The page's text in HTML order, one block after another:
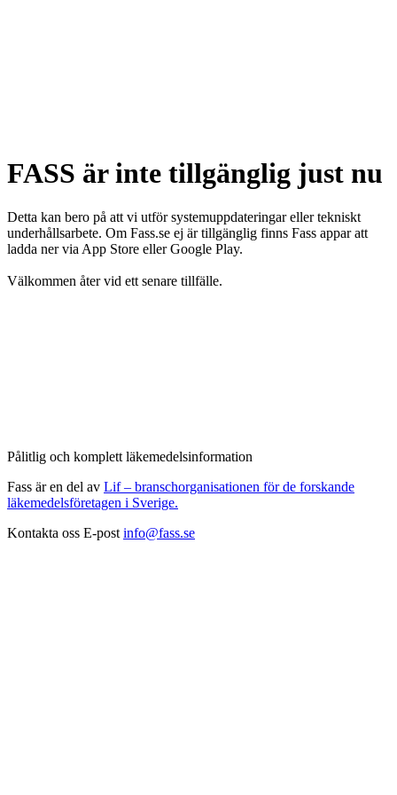
FASS är inte tillgänglig just nu
Detta kan bero på att vi utför systemuppdateringar eller tekniskt
underhållsarbete. Om Fass.se ej är tillgänglig finns Fass appar att
ladda ner via App Store eller Google Play.
Välkommen åter vid ett senare tillfälle.
Pålitlig och komplett läkemedelsinformation
Fass är en del av Lif – branschorganisationen för de forskande
läkemedelsföretagen i Sverige.
Kontakta oss E-post info@fass.se